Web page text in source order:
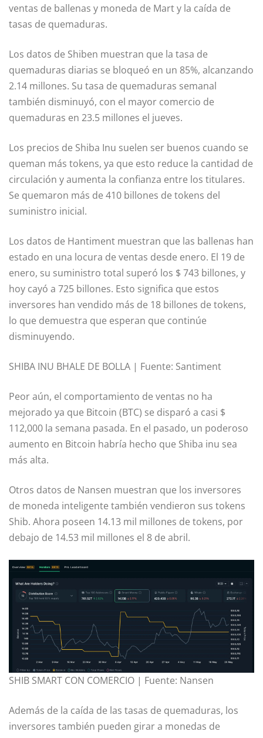
ventas de ballenas y moneda de Mart y la caída de
tasas de quemaduras.
Los datos de Shiben muestran que la tasa de
quemaduras diarias se bloqueó en un 85%, alcanzando
2.14 millones. Su tasa de quemaduras semanal
también disminuyó, con el mayor comercio de
quemaduras en 23.5 millones el jueves.
Los precios de Shiba Inu suelen ser buenos cuando se
queman más tokens, ya que esto reduce la cantidad de
circulación y aumenta la confianza entre los titulares.
Se quemaron más de 410 billones de tokens del
suministro inicial.
Los datos de Hantiment muestran que las ballenas han
estado en una locura de ventas desde enero. El 19 de
enero, su suministro total superó los $ 743 billones, y
hoy cayó a 725 billones. Esto significa que estos
inversores han vendido más de 18 billones de tokens,
lo que demuestra que esperan que continúe
disminuyendo.
SHIBA INU BHALE DE BOLLA | Fuente: Santiment
Peor aún, el comportamiento de ventas no ha
mejorado ya que Bitcoin (BTC) se disparó a casi $
112,000 la semana pasada. En el pasado, un poderoso
aumento en Bitcoin habría hecho que Shiba inu sea
más alta.
Otros datos de Nansen muestran que los inversores
de moneda inteligente también vendieron sus tokens
Shib. Ahora poseen 14.13 mil millones de tokens, por
debajo de 14.53 mil millones el 8 de abril.
SHIB SMART CON COMERCIO | Fuente: Nansen
Además de la caída de las tasas de quemaduras, los
inversores también pueden girar a monedas de